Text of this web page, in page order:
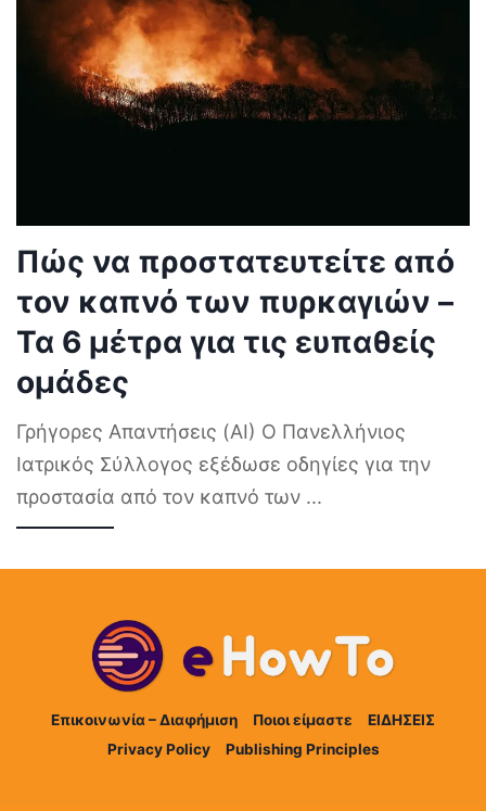
Πώς να προστατευτείτε από
τον καπνό των πυρκαγιών –
Τα 6 μέτρα για τις ευπαθείς
ομάδες
Γρήγορες Απαντήσεις (AI) Ο Πανελλήνιος
Ιατρικός Σύλλογος εξέδωσε οδηγίες για την
προστασία από τον καπνό των ...
Επικοινωνία – Διαφήμιση Ποιοι είμαστε
ΕΙΔΗΣΕΙΣ
Privacy Policy
Publishing Principles